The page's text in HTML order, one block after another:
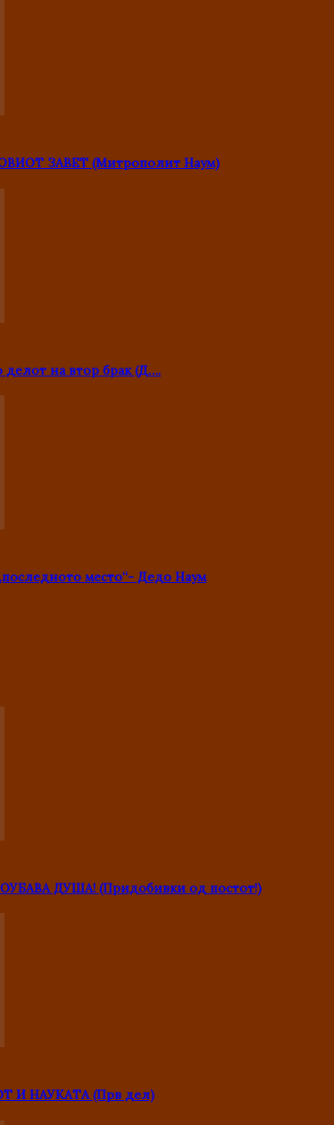
ЗАВЕТ (Митрополит Наум)
на втор брак (Д….
место“- Дедо Наум
ДУША! (Придобивки од постот!)
И НАУКАТА (Прв дел)